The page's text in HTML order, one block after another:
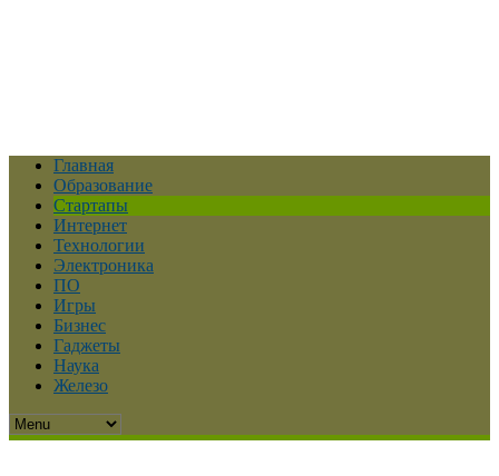
Главная
Образование
Стартапы
Интернет
Технологии
Электроника
ПО
Игры
Бизнес
Гаджеты
Наука
Железо